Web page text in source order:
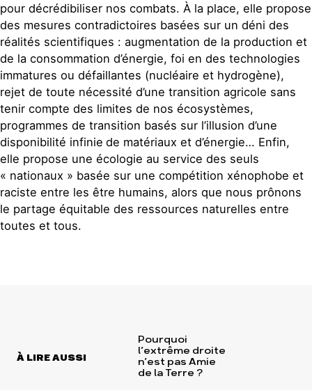
pour décrédibiliser nos combats. À la place, elle propose
des mesures contradictoires basées sur un déni des
réalités scientifiques : augmentation de la production et
de la consommation d’énergie, foi en des technologies
immatures ou défaillantes (nucléaire et hydrogène),
rejet de toute nécessité d’une transition agricole sans
tenir compte des limites de nos écosystèmes,
programmes de transition basés sur l’illusion d’une
disponibilité infinie de matériaux et d’énergie… Enfin,
elle propose une écologie au service des seuls
« nationaux » basée sur une compétition xénophobe et
raciste entre les être humains, alors que nous prônons
le partage équitable des ressources naturelles entre
toutes et tous.
À LIRE AUSSI
Pourquoi
l’extrême droite
n’est pas Amie
de la Terre ?